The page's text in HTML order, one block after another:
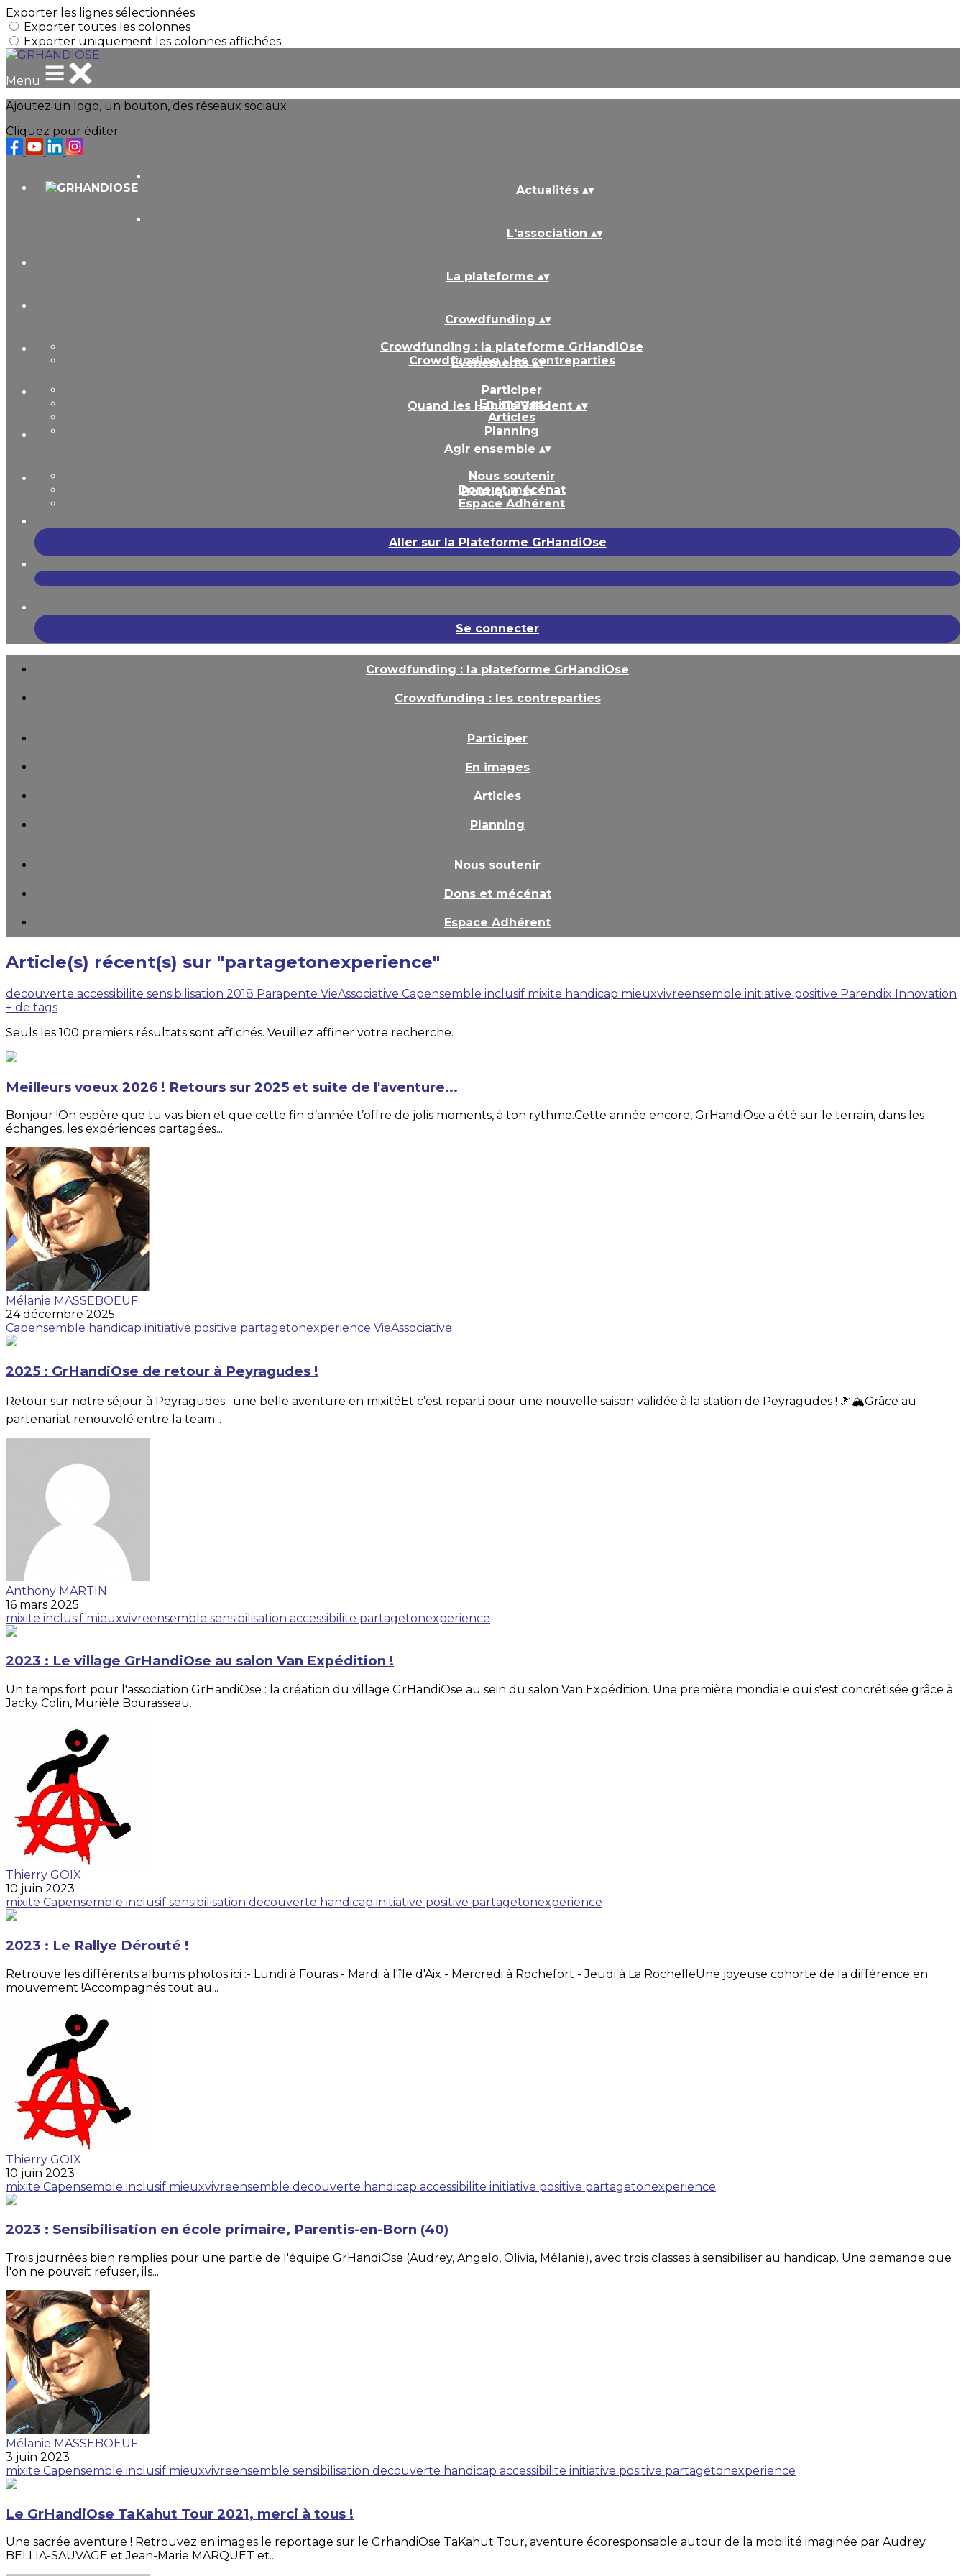
Exporter les lignes sélectionnées
Exporter toutes les colonnes
Exporter uniquement les colonnes affichées
Menu
Ajoutez un logo, un bouton, des réseaux sociaux
Cliquez pour éditer
Actualités ▴▾
L'association ▴▾
La plateforme ▴▾
Crowdfunding ▴▾
Crowdfunding : la plateforme GrHandiOse
Crowdfunding : les contreparties
Événements▴▾
Participer
En images
Articles
Planning
Quand les Handis Valident ▴▾
Agir ensemble ▴▾
Nous soutenir
Dons et mécénat
Espace Adhérent
Boutique▴▾
Aller sur la Plateforme GrHandiOse
Se connecter
Crowdfunding : la plateforme GrHandiOse
Crowdfunding : les contreparties
Participer
En images
Articles
Planning
Nous soutenir
Dons et mécénat
Espace Adhérent
Article(s) récent(s) sur "partagetonexperience"
decouverte accessibilite sensibilisation 2018 Parapente VieAssociative Capensemble inclusif mixite handicap mieuxvivreensemble initiative positive Parendix Innovation
+ de tags
Seuls les 100 premiers résultats sont affichés. Veuillez affiner votre recherche.
Meilleurs voeux 2026 ! Retours sur 2025 et suite de l'aventure...
Bonjour !On espère que tu vas bien et que cette fin d’année t’offre de jolis moments, à ton rythme.Cette année encore, GrHandiOse a été sur le terrain, dans les
échanges, les expériences partagées...
Mélanie MASSEBOEUF
24 décembre 2025
Capensemble handicap initiative positive partagetonexperience VieAssociative
2025 : GrHandiOse de retour à Peyragudes !
Retour sur notre séjour à Peyragudes : une belle aventure en mixitéEt c’est reparti pour une nouvelle saison validée à la station de Peyragudes ! 🎿🏔️Grâce au
partenariat renouvelé entre la team...
Anthony MARTIN
16 mars 2025
mixite inclusif mieuxvivreensemble sensibilisation accessibilite partagetonexperience
2023 : Le village GrHandiOse au salon Van Expédition !
Un temps fort pour l'association GrHandiOse : la création du village GrHandiOse au sein du salon Van Expédition. Une première mondiale qui s'est concrétisée grâce à
Jacky Colin, Murièle Bourasseau...
Thierry GOIX
10 juin 2023
mixite Capensemble inclusif sensibilisation decouverte handicap initiative positive partagetonexperience
2023 : Le Rallye Dérouté !
Retrouve les différents albums photos ici :- Lundi à Fouras - Mardi à l'île d'Aix - Mercredi à Rochefort - Jeudi à La RochelleUne joyeuse cohorte de la différence en
mouvement !Accompagnés tout au...
Thierry GOIX
10 juin 2023
mixite Capensemble inclusif mieuxvivreensemble decouverte handicap accessibilite initiative positive partagetonexperience
2023 : Sensibilisation en école primaire, Parentis-en-Born (40)
Trois journées bien remplies pour une partie de l'équipe GrHandiOse (Audrey, Angelo, Olivia, Mélanie), avec trois classes à sensibiliser au handicap. Une demande que
l'on ne pouvait refuser, ils...
Mélanie MASSEBOEUF
3 juin 2023
mixite Capensemble inclusif mieuxvivreensemble sensibilisation decouverte handicap accessibilite initiative positive partagetonexperience
Le GrHandiOse TaKahut Tour 2021, merci à tous !
Une sacrée aventure ! Retrouvez en images le reportage sur le GrhandiOse TaKahut Tour, aventure écoresponsable autour de la mobilité imaginée par Audrey
BELLIA-SAUVAGE et Jean-Marie MARQUET et...